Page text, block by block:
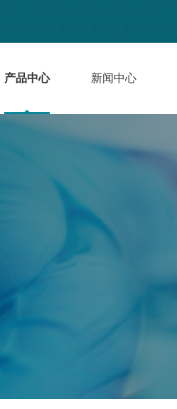
产品中心 新闻中心